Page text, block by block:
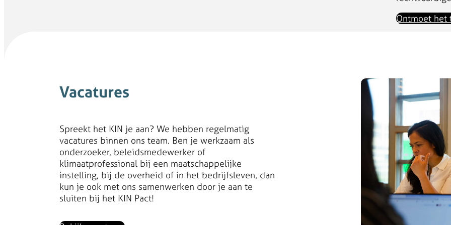
Ontmoet het
Vacatures
Spreekt het KIN je aan? We hebben regelmatig
vacatures binnen ons team. Ben je werkzaam als
onderzoeker, beleidsmedewerker of
klimaatprofessional bij een maatschappelijke
instelling, bij de overheid of in het bedrijfsleven, dan
kun je ook met ons samenwerken door je aan te
sluiten bij het KIN Pact!